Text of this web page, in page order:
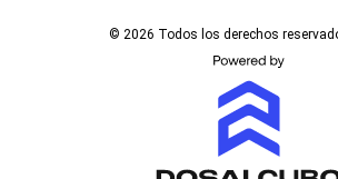
© 2026 Todos los derechos